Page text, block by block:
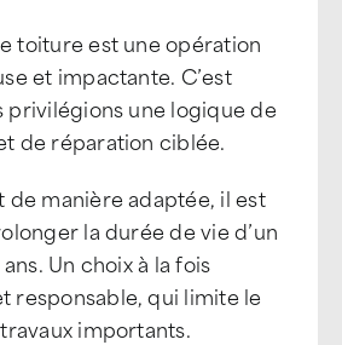
toiture est une opération
et impactante. C’est
privilégions une logique de
de réparation ciblée.
de manière adaptée, il est
la durée de vie d’un
Un choix à la fois
responsable, qui limite le
importants.